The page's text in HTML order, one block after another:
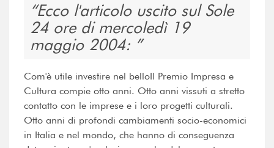
Ecco l'articolo uscito sul Sole
24 ore di mercoledì 19
maggio 2004:
Com'è utile investire nel belloIl Premio Impresa e
Cultura compie otto anni. Otto anni vissuti a stretto
contatto con le imprese e i loro progetti culturali.
Otto anni di profondi cambiamenti socio-economici
in Italia e nel mondo, che hanno di conseguenza